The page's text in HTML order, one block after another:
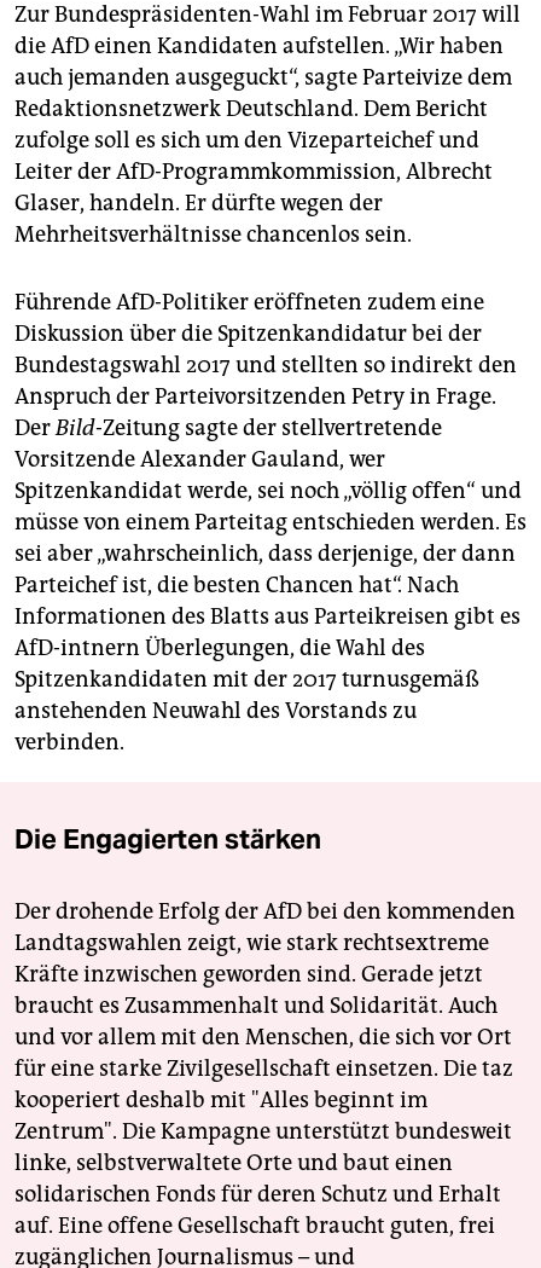
Zur Bundespräsidenten-Wahl im Februar 2017 will
die AfD einen Kandidaten aufstellen. „Wir haben
auch jemanden ausgeguckt“, sagte Parteivize dem
Redaktionsnetzwerk Deutschland. Dem Bericht
zufolge soll es sich um den Vizeparteichef und
Leiter der AfD-Programmkommission, Albrecht
Glaser, handeln. Er dürfte wegen der
Mehrheitsverhältnisse chancenlos sein.
Führende AfD-Politiker eröffneten zudem eine
Diskussion über die Spitzenkandidatur bei der
Bundestagswahl 2017 und stellten so indirekt den
Anspruch der Parteivorsitzenden Petry in Frage.
DerBild-Zeitung sagte der stellvertretende
Vorsitzende Alexander Gauland, wer
Spitzenkandidat werde, sei noch „völlig offen“ und
müsse von einem Parteitag entschieden werden. Es
sei aber „wahrscheinlich, dass derjenige, der dann
Parteichef ist, die besten Chancen hat“. Nach
Informationen des Blatts aus Parteikreisen gibt es
AfD-intnern Überlegungen, die Wahl des
Spitzenkandidaten mit der 2017 turnusgemäß
anstehenden Neuwahl des Vorstands zu
verbinden.
Die Engagierten stärken
Der drohende Erfolg der AfD bei den kommenden
Landtagswahlen zeigt, wie stark rechtsextreme
Kräfte inzwischen geworden sind. Gerade jetzt
braucht es Zusammenhalt und Solidarität. Auch
und vor allem mit den Menschen, die sich vor Ort
für eine starke Zivilgesellschaft einsetzen. Die taz
kooperiert deshalb mit "Alles beginnt im
Zentrum". Die Kampagne unterstützt bundesweit
linke, selbstverwaltete Orte und baut einen
solidarischen Fonds für deren Schutz und Erhalt
auf. Eine offene Gesellschaft braucht guten, frei
zugänglichen Journalismus – und